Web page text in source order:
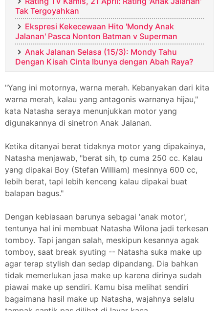
Tak Tergoyahkan
Ekspresi Kekecewaan Hito 'Mondy Anak
Jalanan' Pasca Nonton Batman v Superman
Anak Jalanan Selasa (15/3): Mondy Tahu
Dengan Kisah Cinta Ibunya dengan Abah Raya?
"Yang ini motornya, warna merah. Kebanyakan dari kita
warna merah, kalau yang antagonis warnanya hijau,"
kata Natasha seraya menunjukkan motor yang
digunakannya di sinetron Anak Jalanan.
Ketika ditanyai berat tidaknya motor yang dipakainya,
Natasha menjawab, "berat sih, tp cuma 250 cc. Kalau
yang dipakai Boy (Stefan William) mesinnya 600 cc,
lebih berat, tapi lebih kenceng kalau dipakai buat
balapan bagus."
Dengan kebiasaan barunya sebagai 'anak motor',
tentunya hal ini membuat Natasha Wilona jadi terkesan
tomboy. Tapi jangan salah, meskipun kesannya agak
tomboy, saat break syuting -- Natasha suka make up
agar terap stylish dan sedap dipandang. Dia bahkan
tidak memerlukan jasa make up karena dirinya sudah
piawai make up sendiri. Kamu bisa melihat sendiri
bagaimana hasil make up Natasha, wajahnya selalu